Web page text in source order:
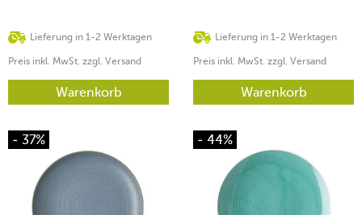
Lieferung in 1-2 Werktagen
Preis inkl. MwSt. zzgl. Versand
Warenkorb
Lieferung in 1-2 Werktagen
Preis inkl. MwSt. zzgl. Versand
Warenkorb
- 37% - 44%